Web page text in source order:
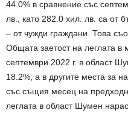
44.0% в сравнение със
лв., като 282.0 хил. лв. са от
– от чужди граждани. Това
Общата заетост на леглата в
септември 2022 г. в област
18.2%, а в другите места за
със същия месец на
леглата в област Шумен